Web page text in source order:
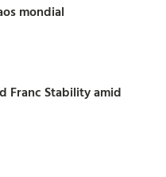
mondial
Franc Stability amid